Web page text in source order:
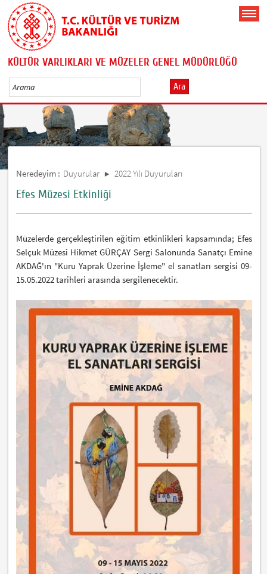
KÜLTÜR VARLIKLARI VE MÜZELER GENEL MÜDÜRLÜĞÜ
Ara
Neredeyim : Duyurular 2022 Yılı Duyuruları
Efes Müzesi Etkinliği
Müzelerde gerçekleştirilen eğitim etkinlikleri kapsamında; Efes
Selçuk Müzesi Hikmet GÜRÇAY Sergi Salonunda Sanatçı Emine
AKDAĞ'ın "Kuru Yaprak Üzerine İşleme" el sanatları sergisi 09-
15.05.2022 tarihleri arasında sergilenecektir.